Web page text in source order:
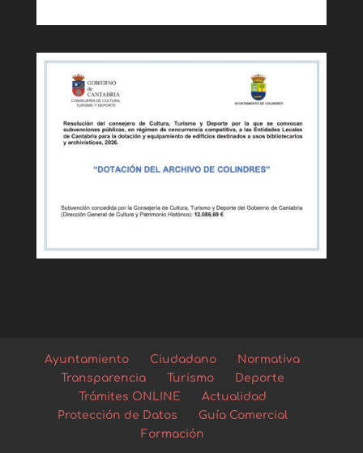
Ayuntamiento Ciudadano
Normativa
Transparencia
Turismo
Deporte
Trámites ONLINE
Actualidad
Protección de Datos
Guía Comercial
Formación